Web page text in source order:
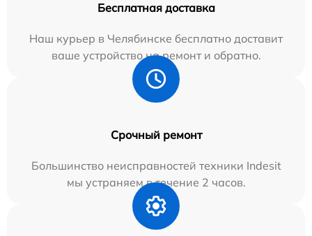
Бесплатная доставка
Наш курьер в Челябинске бесплатно доставит
ваше устройство на ремонт и обратно.
Срочный ремонт
Большинство неисправностей техники Indesit
мы устраняем в течение 2 часов.